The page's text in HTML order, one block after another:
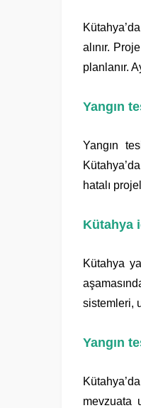
alınır.
planlanır.
Yangın
Yangın
hatalı
Kütahya
Kütahya
sistemleri,
Yangın
mevzuata